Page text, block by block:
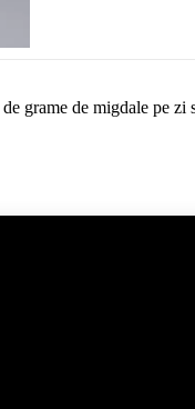
grame de migdale pe